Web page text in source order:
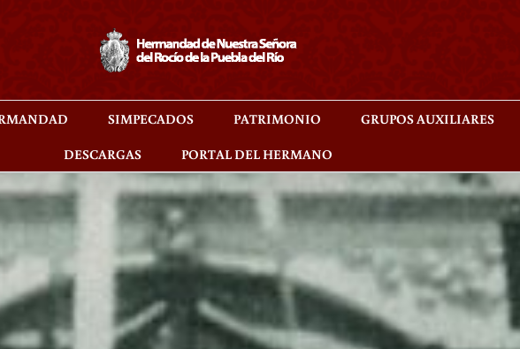
SIMPECADOS PATRIMONIO GRUPOS AUXILIARES
DESCARGAS PORTAL DEL HERMANO